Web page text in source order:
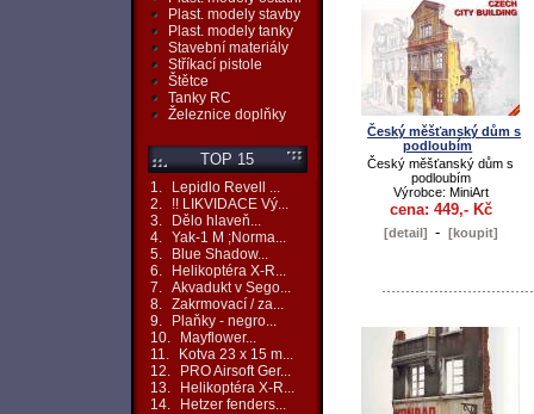
Plast. modely stavby
Plast. modely tanky
Stavební materiály
Stříkací pistole
Štětce
Tanky RC
Železnice doplňky
TOP 15
1.
Lepidlo Revell ...
2.
!! LIKVIDACE Vý...
3.
Dělo hlaveň...
4. Yak-1 M ;Norma...
5.
Blue Shadow...
6.
Helikoptéra X-R...
7. Akvadukt v Sego...
8. Zakrmovací / za...
9.
Plaňky - negro...
10.
Mayflower...
11.
Kotva 23 x 15 m...
12.
PRO Airsoft Ger...
13.
Helikoptéra X-R...
14.
Hetzer fenders...
Český měšťanský dům s
podloubím
Český měšťanský dům s
podloubím
Výrobce: MiniArt
cena: 449,- Kč
[detail] - [koupit]